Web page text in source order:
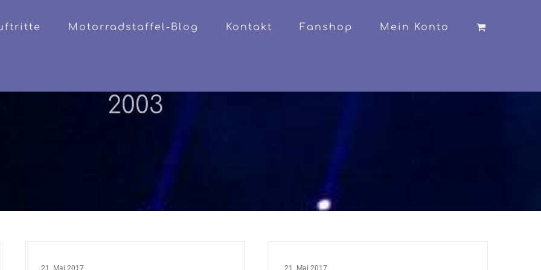
Motorradstaffel-Blog Kontakt Fanshop Mein Konto
2003
21. Mai 2017 21. Mai 2017